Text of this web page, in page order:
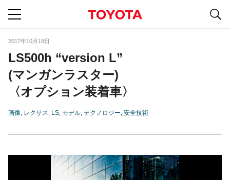
2017年10月19日
LS500h “version L”
(マンガンラスター)
〈オプション装着車〉
画像 レクサス LS モデル テクノロジー 安全技術